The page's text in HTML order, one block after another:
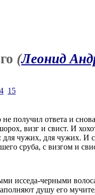
(Леонид
15
получил ответа и
визг и свист. И
чужих, для чужих. И
сруба, с визгом и
исседа-черными
душу его